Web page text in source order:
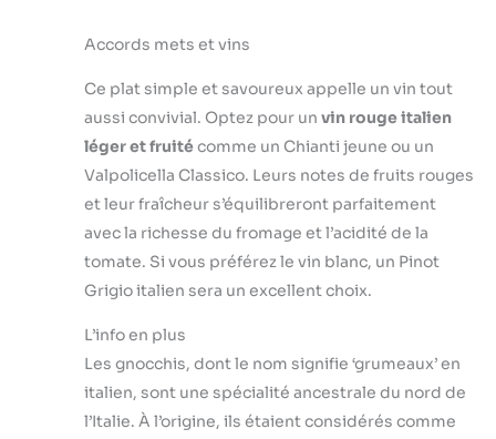
Accords mets et vins
Ce plat simple et savoureux appelle un vin tout
aussi convivial. Optez pour un vin rouge italien
léger et fruitécomme un Chianti jeune ou un
Valpolicella Classico. Leurs notes de fruits rouges
et leur fraîcheur s’équilibreront parfaitement
avec la richesse du fromage et l’acidité de la
tomate. Si vous préférez le vin blanc, un Pinot
Grigio italien sera un excellent choix.
L’info en plus
Les gnocchis, dont le nom signifie ‘grumeaux’ en
italien, sont une spécialité ancestrale du nord de
l’Italie. À l’origine, ils étaient considérés comme